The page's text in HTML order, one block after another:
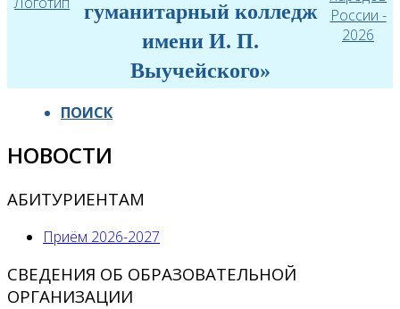
гуманитарный колледж
имени И. П.
Выучейского»
ПОИСК
НОВОСТИ
АБИТУРИЕНТАМ
Приём 2026-2027
СВЕДЕНИЯ ОБ ОБРАЗОВАТЕЛЬНОЙ
ОРГАНИЗАЦИИ